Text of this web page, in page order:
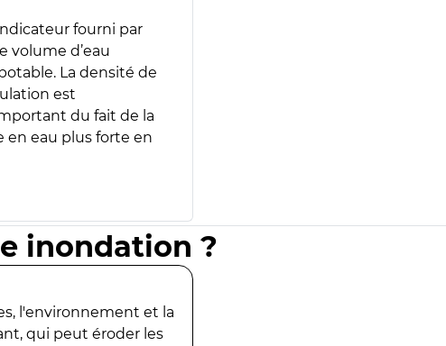
fourni par
volume d’eau
La densité de
est
du fait de la
eau plus forte en
inondation ?
l'environnement et la
qui peut éroder les